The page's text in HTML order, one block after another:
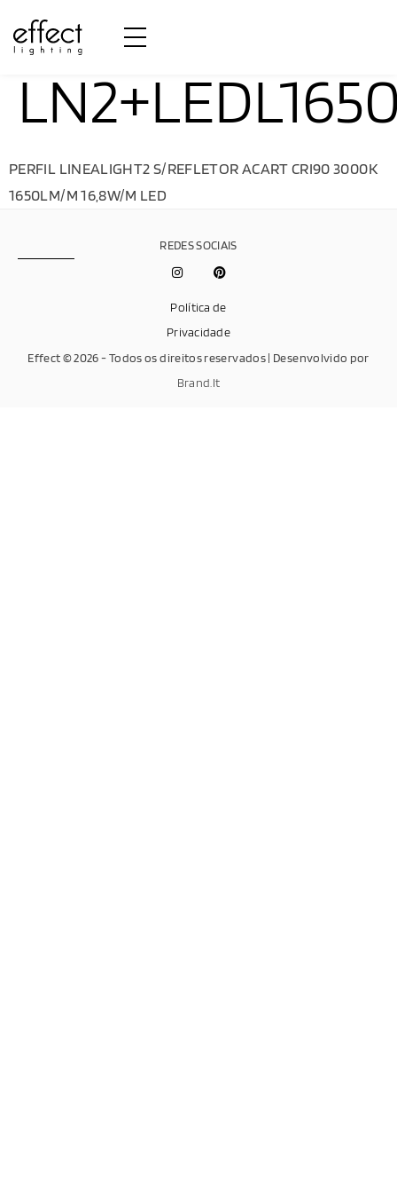
PERFIL LINEALIGHT2 S/REFLETOR ACART CRI90 3000K
1650LM/M 16,8W/M LED
Effect © 2026 - Todos os direitos reservados | Desenvolvido por
Brand.It
Política de
Privacidade
REDES SOCIAIS